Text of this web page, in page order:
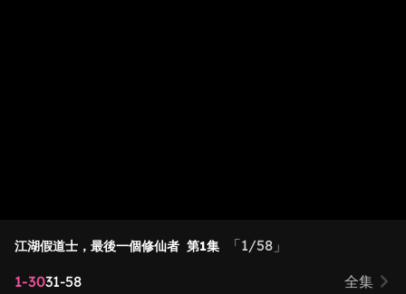
江湖假道士，最後一個修仙者 第1集
「1/58」
1-3031-58 全集